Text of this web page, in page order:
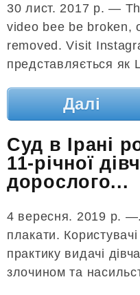
30 лист. 2017 р. —
video bee be broken,
removed. Visit
представляється як
Далі
Суд в Ірані
11-річної
дорослого...
4 вересня. 2019 р.
плакати.
практику видачі
злочином та